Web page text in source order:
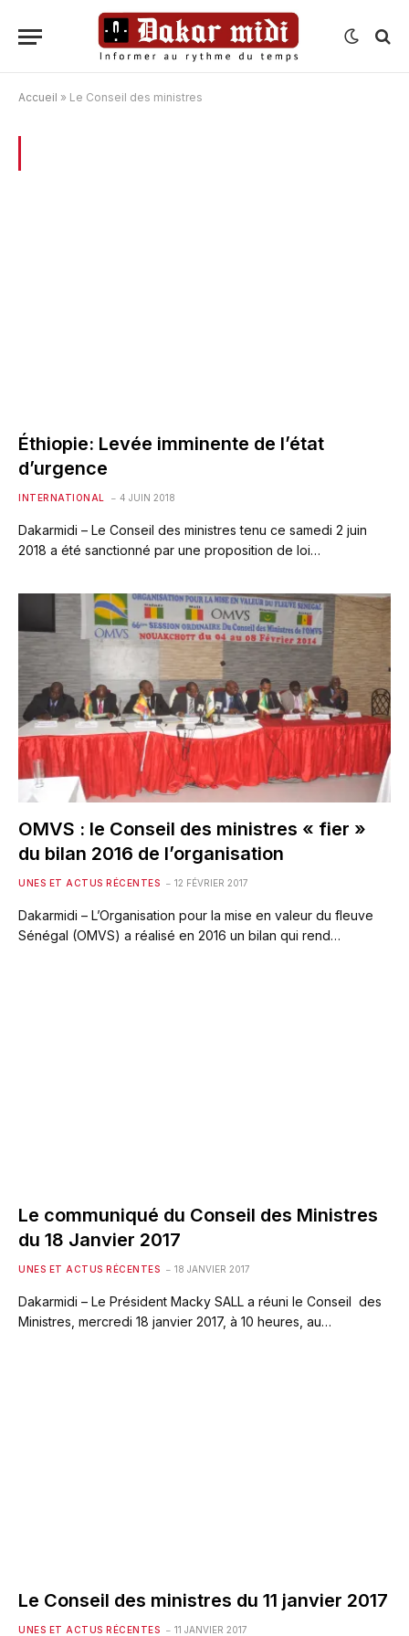
Accueil » Le Conseil des ministres
Éthiopie: Levée imminente de l’état
d’urgence
INTERNATIONAL 4 JUIN 2018
Dakarmidi – Le Conseil des ministres tenu ce samedi 2 juin
2018 a été sanctionné par une proposition de loi…
OMVS : le Conseil des ministres « fier »
du bilan 2016 de l’organisation
UNES ET ACTUS RÉCENTES 12 FÉVRIER 2017
Dakarmidi – L’Organisation pour la mise en valeur du fleuve
Sénégal (OMVS) a réalisé en 2016 un bilan qui rend…
Le communiqué du Conseil des Ministres
du 18 Janvier 2017
UNES ET ACTUS RÉCENTES 18 JANVIER 2017
Dakarmidi – Le Président Macky SALL a réuni le Conseil des
Ministres, mercredi 18 janvier 2017, à 10 heures, au…
Le Conseil des ministres du 11 janvier 2017
UNES ET ACTUS RÉCENTES 11 JANVIER 2017